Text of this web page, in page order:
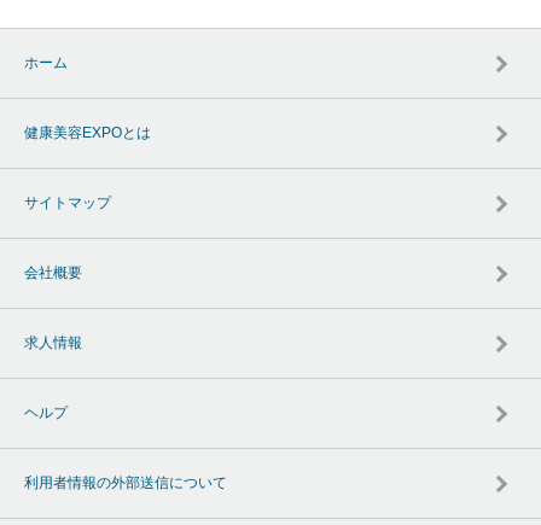
ホーム
健康美容EXPOとは
サイトマップ
会社概要
求人情報
ヘルプ
利用者情報の外部送信について